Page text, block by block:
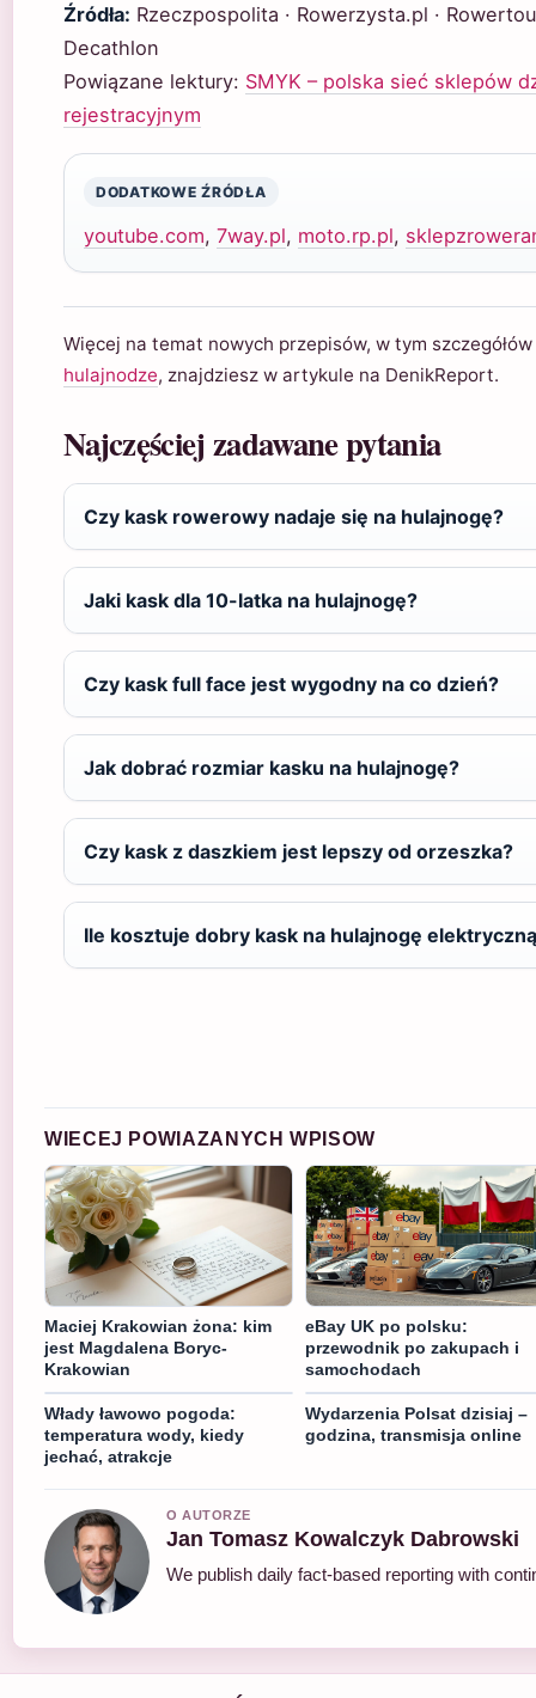
Źródła: Rzeczpospolita · Rowerzysta.pl ·
Decathlon
Powiązane lektury: SMYK – polska sieć sklepów
rejestracyjnym
DODATKOWE ŹRÓDŁA
youtube.com, 7way.pl, moto.rp.pl,
Więcej na temat nowych przepisów, w tym
hulajnodze, znajdziesz w artykule na DenikReport.
Najczęściej zadawane pytania
Czy kask rowerowy nadaje się na hulajnogę?
Jaki kask dla 10-latka na hulajnogę?
Czy kask full face jest wygodny na co dzień?
Jak dobrać rozmiar kasku na hulajnogę?
Czy kask z daszkiem jest lepszy od orzeszka?
Ile kosztuje dobry kask na hulajnogę
WIECEJ POWIAZANYCH WPISOW
Maciej Krakowian żona: kim
jest Magdalena Boryc-
Krakowian
eBay UK po polsku:
przewodnik po zakupach i
samochodach
Włady ławowo pogoda:
temperatura wody, kiedy
jechać, atrakcje
Wydarzenia Polsat dzisiaj –
godzina, transmisja online
O AUTORZE
Jan Tomasz Kowalczyk Dabrowski
We publish daily fact-based reporting with